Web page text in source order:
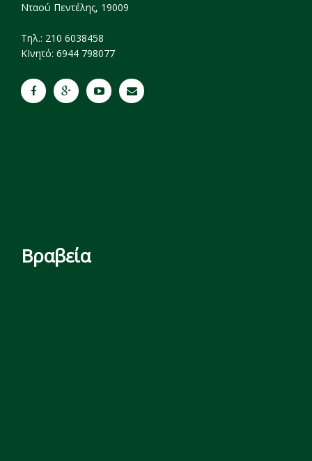
Νταού Πεντέλης, 19009
Tηλ.: 210 6038458
ΚΙνητό: 6944 798077
Βραβεία